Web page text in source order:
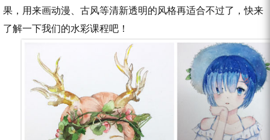
果，用来画动漫、古风等清新透明的风格再适合不过了，快来
了解一下我们的水彩课程吧！